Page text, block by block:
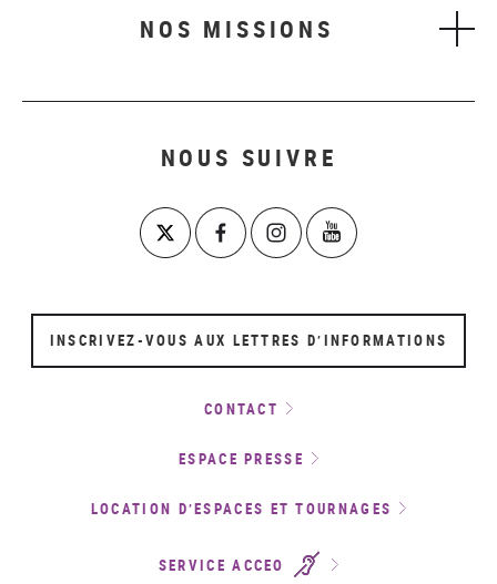
NOS MISSIONS
NOUS SUIVRE
INSCRIVEZ-VOUS AUX LETTRES D’INFORMATIONS
CONTACT
ESPACE PRESSE
LOCATION D’ESPACES ET TOURNAGES
SERVICE ACCEO